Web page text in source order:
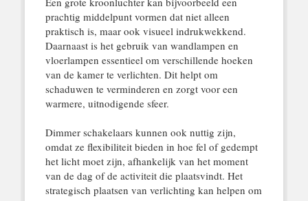
prachtig middelpunt vormen dat niet alleen
praktisch is, maar ook visueel indrukwekkend.
Daarnaast is het gebruik van wandlampen en
vloerlampen essentieel om verschillende hoeken
van de kamer te verlichten. Dit helpt om
schaduwen te verminderen en zorgt voor een
warmere, uitnodigende sfeer.
Dimmer schakelaars kunnen ook nuttig zijn,
omdat ze flexibiliteit bieden in hoe fel of gedempt
het licht moet zijn, afhankelijk van het moment
van de dag of de activiteit die plaatsvindt. Het
strategisch plaatsen van verlichting kan helpen om